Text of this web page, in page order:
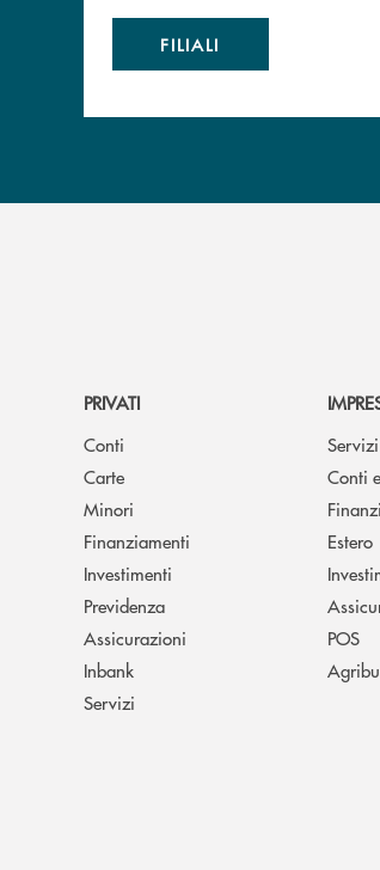
FILIALI
PRIVATI
Conti
Carte
Minori
Finanziamenti
Investimenti
Previdenza
Assicurazioni
Inbank
Servizi
Conti
Estero
POS